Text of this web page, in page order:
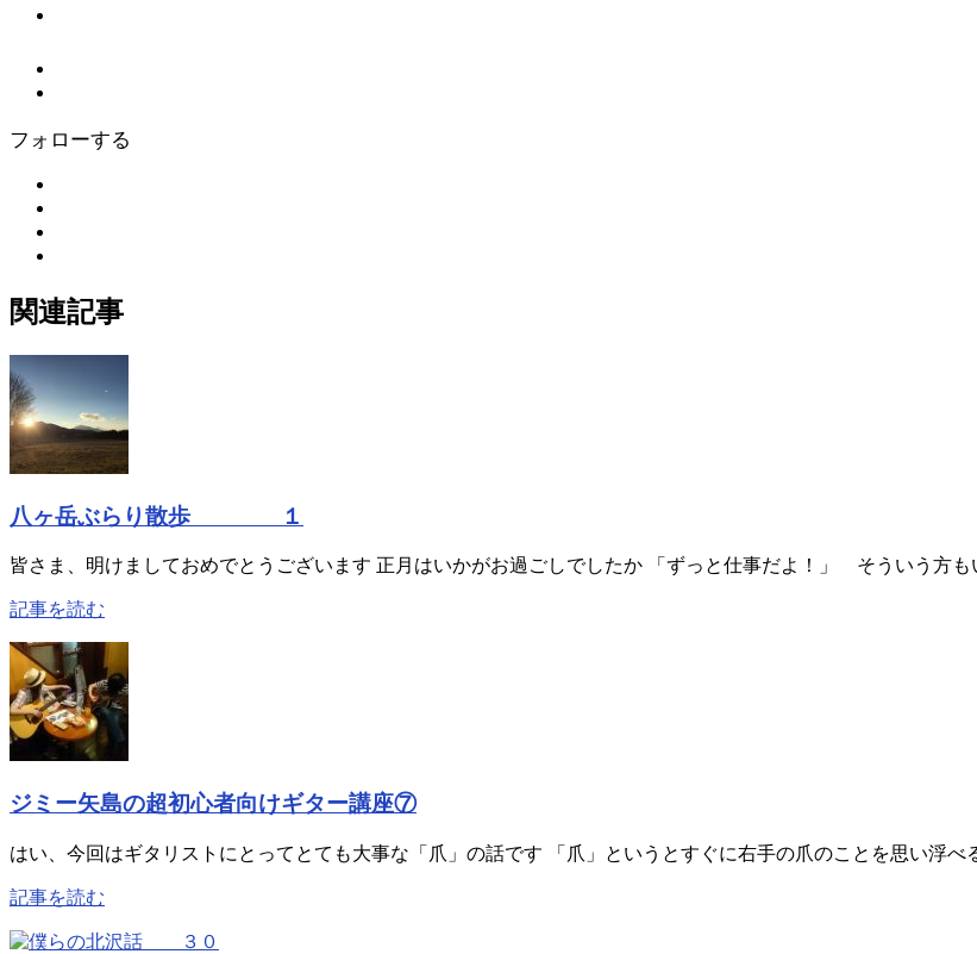
フォローする
関連記事
八ヶ岳ぶらり散歩 １
皆さま、明けましておめでとうございます 正月はいかがお過ごしでしたか 「ずっと仕事だよ！」 そういう方
記事を読む
ジミー矢島の超初心者向けギター講座⑦
はい、今回はギタリストにとってとても大事な「爪」の話です 「爪」というとすぐに右手の爪のことを思い浮べ
記事を読む